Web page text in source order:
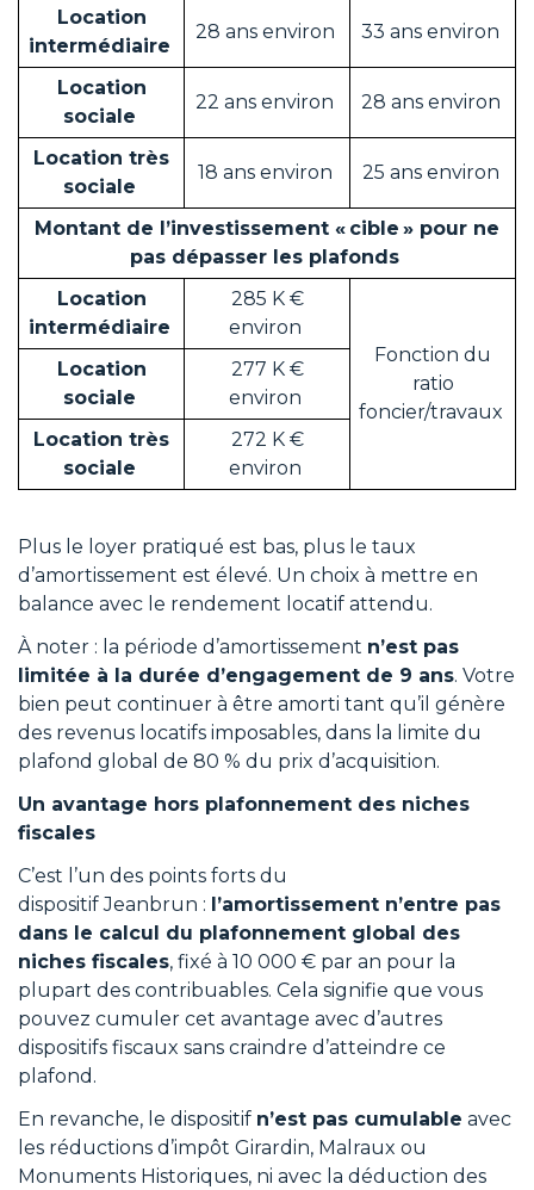
Location
intermédiaire
28 ans environ 33 ans environ
Location
sociale
22 ans environ 28 ans environ
Location très
sociale
18 ans environ 25 ans environ
Montant de l’investissement « cible » pour ne
pas dépasser les plafonds
Location
intermédiaire
285 K €
environ
Fonction du
ratio
foncier/travaux
Location
sociale
277 K €
environ
Location très
sociale
272 K €
environ
Plus le loyer pratiqué est bas, plus le taux
d’amortissement est élevé. Un choix à mettre en
balance avec le rendement locatif attendu.
À noter : la période d’amortissement n’est pas
limitée à la durée d’engagement de 9 ans. Votre
bien peut continuer à être amorti tant qu’il génère
des revenus locatifs imposables, dans la limite du
plafond global de 80 % du prix d’acquisition.
Un avantage hors plafonnement des niches
fiscales
C’est l’un des points forts du
dispositif Jeanbrun : l’amortissement n’entre pas
dans le calcul du plafonnement global des
niches fiscales, fixé à 10 000 € par an pour la
plupart des contribuables. Cela signifie que vous
pouvez cumuler cet avantage avec d’autres
dispositifs fiscaux sans craindre d’atteindre ce
plafond.
En revanche, le dispositif n’est pas cumulable avec
les réductions d’impôt Girardin, Malraux ou
Monuments Historiques, ni avec la déduction des